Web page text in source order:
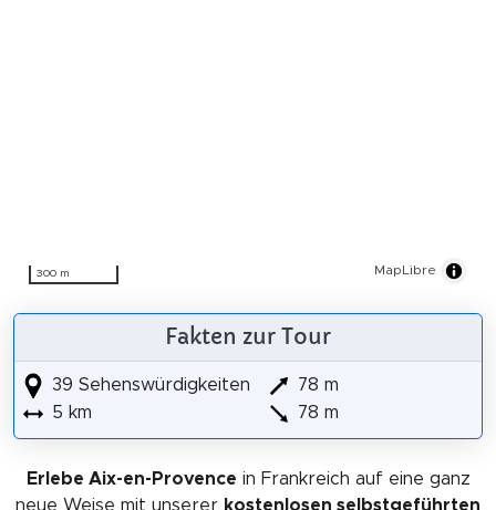
300 m MapLibre
Fakten zur Tour
39 Sehenswürdigkeiten
5 km
78 m
78 m
Erlebe Aix-en-Provence in Frankreich auf eine ganz
neue Weise mit unserer kostenlosen selbstgeführten